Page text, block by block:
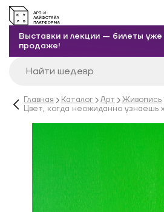
Выставки и лекции — билеты уже
продаже!
Главная Каталог Арт
Живопись
Цвет, когда неожиданно узнаешь